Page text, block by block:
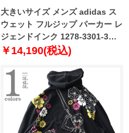
大きいサイズ メンズ adidas ス
ウェット フルジップ パーカー レ
ジェンドインク 1278-3301-3
3XO 4XO 5XO 6XO 7XO 8XO
￥14,190(税込)